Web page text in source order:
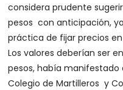
considera prudente
pesos con anticipación,
práctica de fijar precios
Los valores deberían ser
pesos, había manifestado
Colegio de Martilleros y